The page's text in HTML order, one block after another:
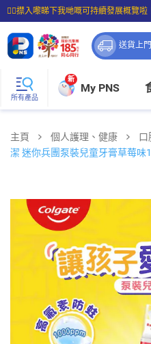
☝🏼㩒入嚟睇下我哋嘅可持續發展概覽啦
⭐購物滿$399即享免費送貨；滿$100
送貨上門
所有產品
新
My PNS
主頁 個人護理、健康 口
潔 迷你兵團泵裝兒童牙膏草莓味